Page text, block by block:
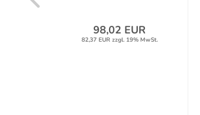
98,02 EUR
82,37 EUR zzgl. 19% MwSt.